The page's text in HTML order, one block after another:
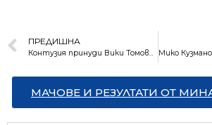
ПРЕДИШНА
Контузия принуди Вики Томова да се откаже от Индиън Уелс
МАЧОВЕ И РЕЗУЛТАТИ ОТ